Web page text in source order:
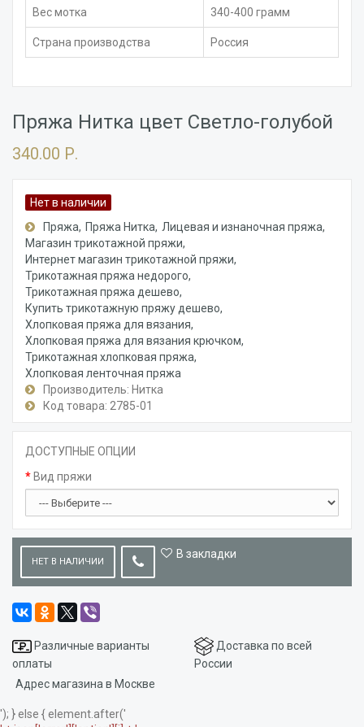
Вес мотка 340-400 грамм
Страна производства Россия
Пряжа Нитка цвет Светло-голубой
340.00 Р.
Нет в наличии
Пряжа
Пряжа Нитка
Лицевая и изнаночная пряжа
Магазин трикотажной пряжи
Интернет магазин трикотажной пряжи
Трикотажная пряжа недорого
Трикотажная пряжа дешево
Купить трикотажную пряжу дешево
Хлопковая пряжа для вязания
Хлопковая пряжа для вязания крючком
Трикотажная хлопковая пряжа
Хлопковая ленточная пряжа
Производитель: Нитка
Код товара: 2785-01
ДОСТУПНЫЕ ОПЦИИ
Вид пряжи
НЕТ В НАЛИЧИИ
В закладки
Различные варианты
оплаты
Доставка по всей
России
Адрес магазина в Москве
'); } else { element.after('